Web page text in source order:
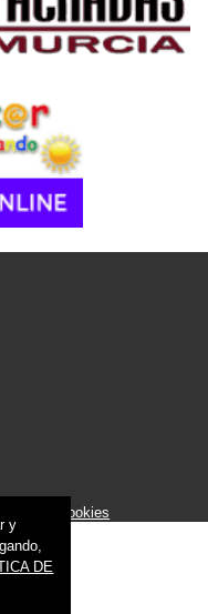
de Cookies
y
DE